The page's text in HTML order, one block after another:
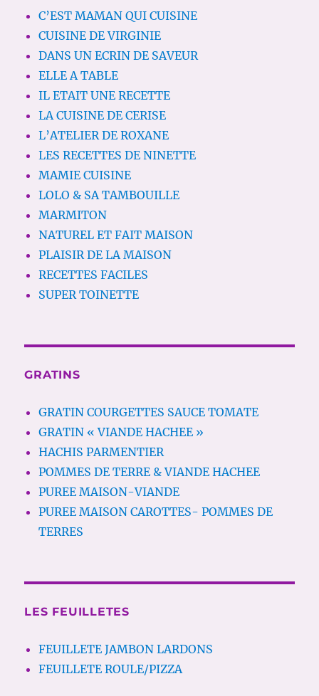
C’EST MAMAN QUI CUISINE
CUISINE DE VIRGINIE
DANS UN ECRIN DE SAVEUR
ELLE A TABLE
IL ETAIT UNE RECETTE
LA CUISINE DE CERISE
L’ATELIER DE ROXANE
LES RECETTES DE NINETTE
MAMIE CUISINE
LOLO & SA TAMBOUILLE
MARMITON
NATUREL ET FAIT MAISON
PLAISIR DE LA MAISON
RECETTES FACILES
SUPER TOINETTE
GRATINS
GRATIN COURGETTES SAUCE TOMATE
GRATIN « VIANDE HACHEE »
HACHIS PARMENTIER
POMMES DE TERRE & VIANDE HACHEE
PUREE MAISON-VIANDE
PUREE MAISON CAROTTES- POMMES DE
TERRES
LES FEUILLETES
FEUILLETE JAMBON LARDONS
FEUILLETE ROULE/PIZZA